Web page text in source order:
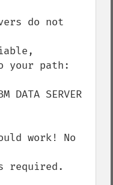
do not
your path:
SERVER
work! No
required.